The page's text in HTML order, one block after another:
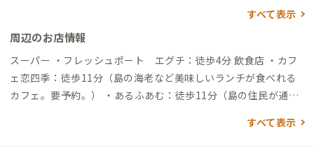
ス25分）→川内港→（高速船70分）→長浜港→（バス20分）→
白木→（徒歩2分）→到着 ▼福岡駅から →（新幹線90分）→川
内駅→（シャトルバス25分）→川内港→（高速船70分）→長浜
港→（バス20分）→白木→（徒歩2分）→到着 ※鹿児島空港周
辺、甑島島内にレンタカー会社が各社あります。お車での移動を
すべて表示
周辺のお店情報
スーパー ・フレッシュポート エグチ：徒歩4分 飲食店 ・カフ
ェ恋四季：徒歩11分（島の海老など美味しいランチが食べれる
カフェ。要予約。） ・あるふあむ：徒歩11分（島の住民が通う
屋。要予約。） ・かわんぐい 食堂＆カフェ：徒歩10分（島の魚
すべて表示